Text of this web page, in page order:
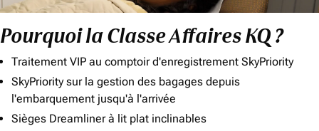
Pourquoi la Classe Affaires KQ ?
Traitement VIP au comptoir d'enregistrement SkyPriority
SkyPriority sur la gestion des bagages depuis
l'embarquement jusqu'à l'arrivée
Sièges Dreamliner à lit plat inclinables